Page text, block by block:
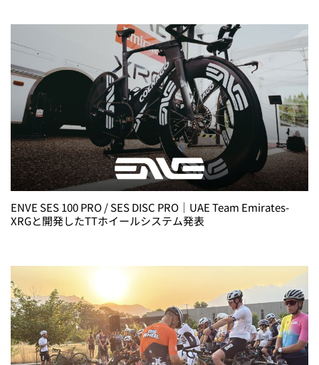
ENVE SES 100 PRO / SES DISC PRO｜UAE Team Emirates-
XRGと開発したTTホイールシステム発表